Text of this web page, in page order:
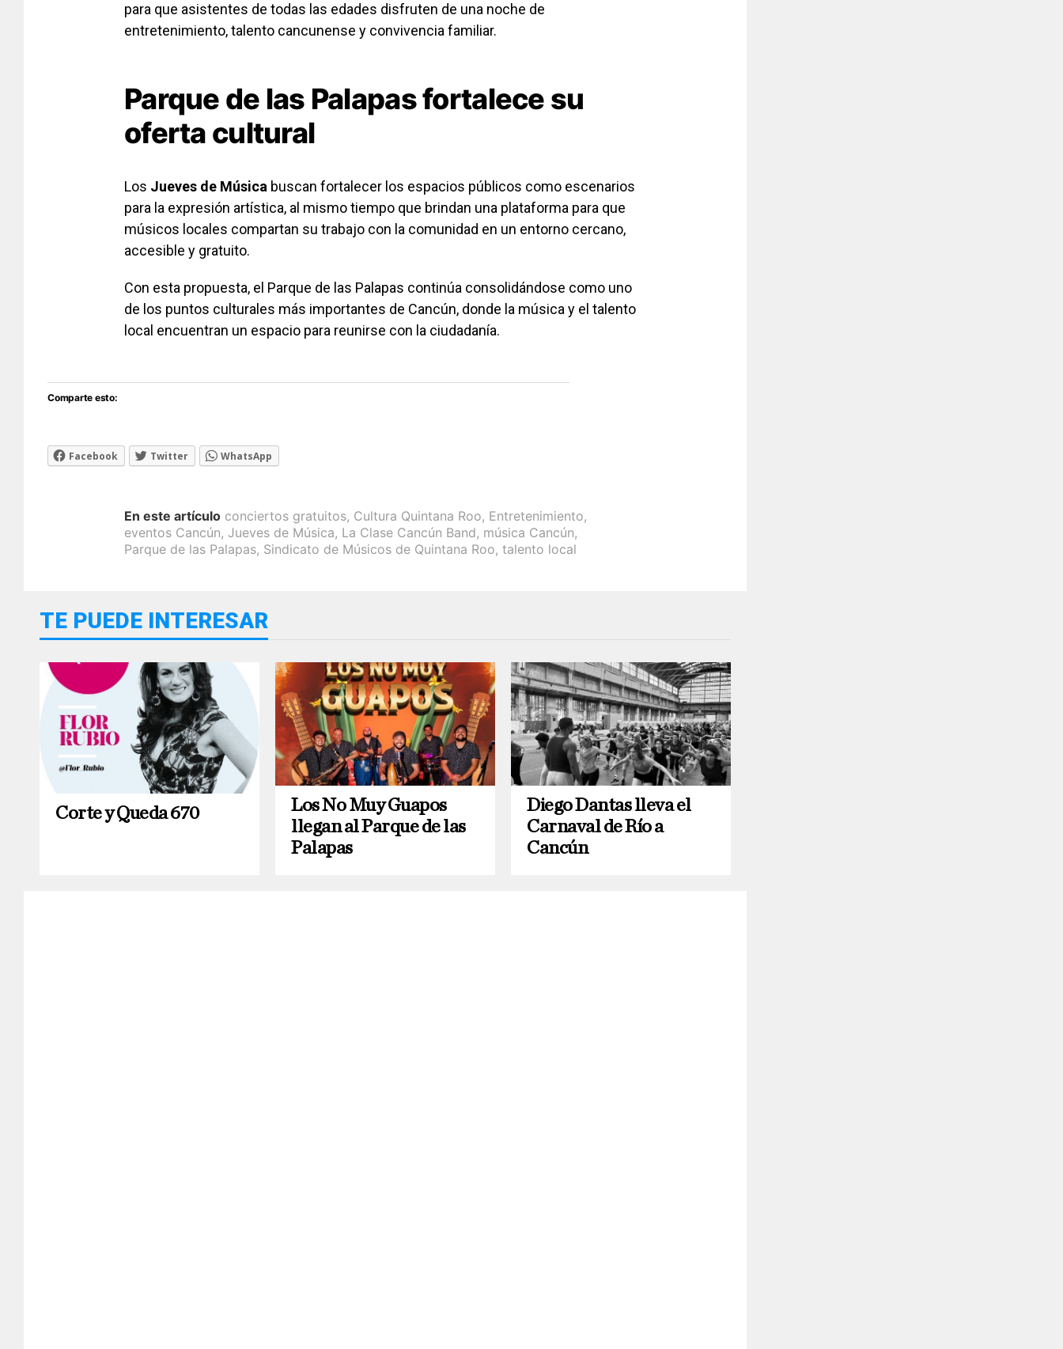
para que asistentes de todas las edades disfruten de una noche de
entretenimiento, talento cancunense y convivencia familiar.
Parque de las Palapas fortalece su
oferta cultural
Los Jueves de Música buscan fortalecer los espacios públicos como escenarios
para la expresión artística, al mismo tiempo que brindan una plataforma para que
músicos locales compartan su trabajo con la comunidad en un entorno cercano,
accesible y gratuito.
Con esta propuesta, el Parque de las Palapas continúa consolidándose como uno
de los puntos culturales más importantes de Cancún, donde la música y el talento
local encuentran un espacio para reunirse con la ciudadanía.
Comparte esto:
Facebook Twitter WhatsApp
En este artículo conciertos gratuitos, Cultura Quintana Roo, Entretenimiento,
eventos Cancún, Jueves de Música, La Clase Cancún Band, música Cancún,
Parque de las Palapas, Sindicato de Músicos de Quintana Roo, talento local
TE PUEDE INTERESAR
Corte y Queda 670
Los No Muy Guapos
llegan al Parque de las
Palapas
Diego Dantas lleva el
Carnaval de Río a
Cancún